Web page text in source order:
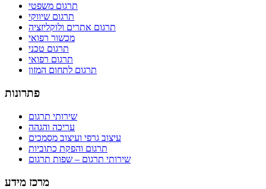
תרגום משפטי
תרגום שיווקי
תרגום אתרים ולוקליזציה
מכשור רפואי
תרגום טכני
תרגום רפואי
תרגום לתחום המזון
פתרונות
שירותי תרגום
עריכה והגהה
עיצוב גרפי ועיצוב מסמכים
תרגום והפקת כתוביות
שירותי תרגום – שפות תרגום
מרכז מידע